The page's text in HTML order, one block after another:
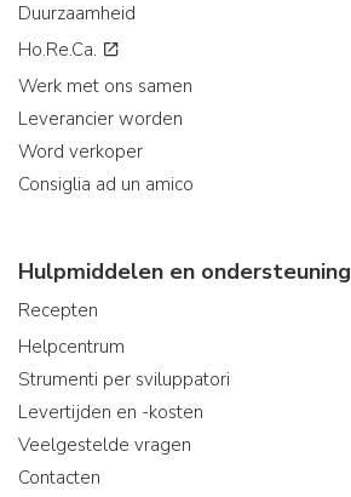
Duurzaamheid
Ho.Re.Ca.
Werk met ons samen
Leverancier worden
Word verkoper
Consiglia ad un amico
Hulpmiddelen en ondersteuning
Recepten
Helpcentrum
Strumenti per sviluppatori
Levertijden en -kosten
Veelgestelde vragen
Contacten